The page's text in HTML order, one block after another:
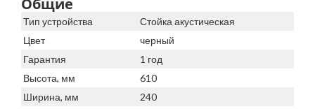
Общие
Тип устройства
Стойка акустическая
Цвет
черный
Гарантия
1 год
Высота, мм
610
Ширина, мм
240